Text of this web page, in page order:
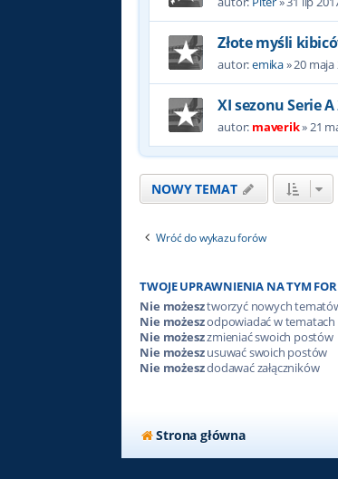
Złote myśli
autor:emika»20 maja
XI sezonu Serie
autor: maverik»21
NOWY TEMAT
Wróć do wykazu forów
TWOJE UPRAWNIENIA NA TYM
Nie możesztworzyć nowych
Nie możeszodpowiadać w tematach
Nie możeszzmieniać swoich postów
Nie możeszusuwać swoich postów
Nie możeszdodawać załączników
Strona główna